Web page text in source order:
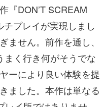
『DON’T SCREAM
プレイが実現しまし
ません。前作を通し、
く行き何がそうでな
ーにより良い体験を提
ました。本作は単なる